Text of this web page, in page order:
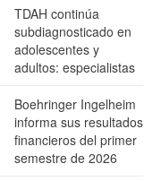
TDAH continúa
subdiagnosticado en
adolescentes y
adultos: especialistas
Boehringer Ingelheim
informa sus resultados
financieros del primer
semestre de 2026